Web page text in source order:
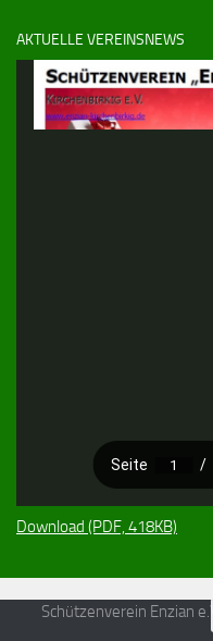
AKTUELLE VEREINSNEWS
Download (PDF, 418KB)
Schützenverein Enzian